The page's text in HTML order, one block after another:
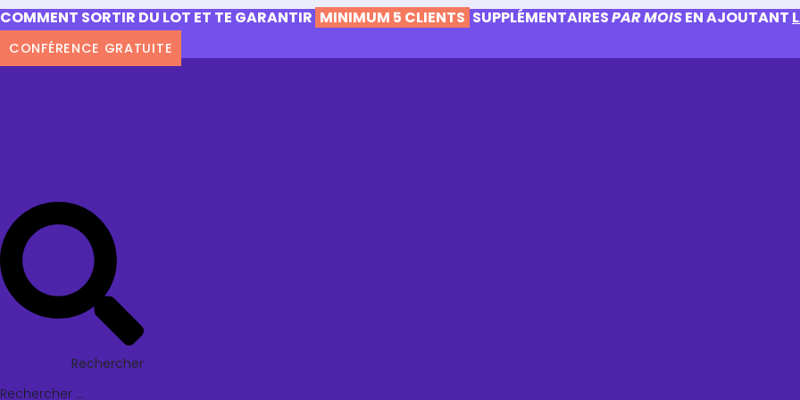
COMMENT SORTIR DU LOT ET TE GARANTIR MINIMUM 5 CLIENTS SUPPLÉMENTAIRESPAR MOISEN AJOUTANT
CONFÉRENCE GRATUITE
Rechercher